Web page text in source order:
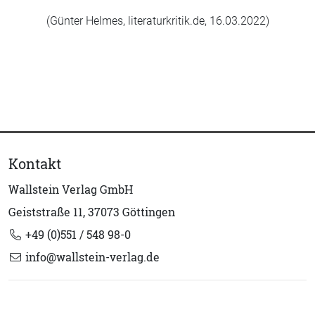
(Günter Helmes, literaturkritik.de, 16.03.2022)
Kontakt
Wallstein Verlag GmbH
Geiststraße 11, 37073 Göttingen
+49 (0)551 / 548 98-0
info@wallstein-verlag.de